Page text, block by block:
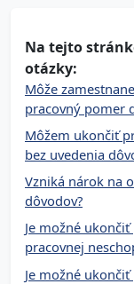
Na tejto
otázky:
Môže
pracovný pomer
Môžem ukončiť
bez uvedenia
Vzniká nárok na
dôvodov?
Je možné
pracovnej
Je možné